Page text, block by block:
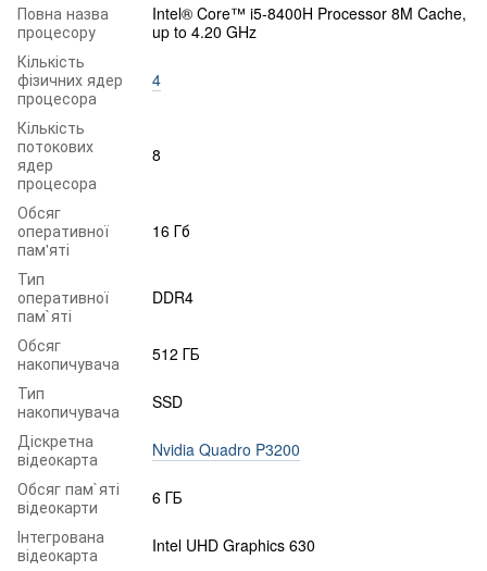
Повна назва
процесору
Intel® Core™ i5-8400H Processor 8M Cache,
up to 4.20 GHz
Кількість
фізичних ядер
процесора
4
Кількість
потокових
ядер
процесора
8
Обсяг
оперативної
пам'яті
16 Гб
Тип
оперативної
пам`яті
DDR4
Обсяг
накопичувача
512 ГБ
Тип
накопичувача
SSD
Діскретна
відеокарта
Nvidia Quadro P3200
Обсяг пам`яті
відеокарти
6 ГБ
Інтегрована
відеокарта
Intel UHD Graphics 630